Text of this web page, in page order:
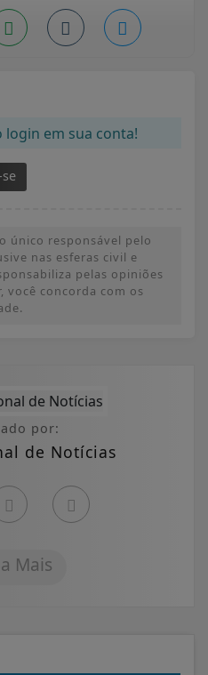
login em sua conta!
único responsável pelo
nas esferas civil e
pelas opiniões
você concorda com os
por:
de Notícias
Mais